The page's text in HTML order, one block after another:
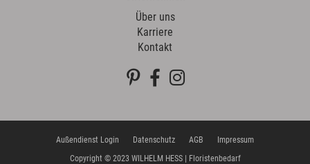
Über uns
Karriere
Kontakt
Außendienst Login Datenschutz AGB
Impressum
Copyright © 2023 WILHELM HESS | Floristenbedarf